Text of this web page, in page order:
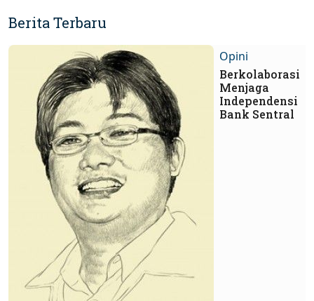
Berita Terbaru
Opini
Berkolaborasi
Menjaga
Independensi
Bank Sentral